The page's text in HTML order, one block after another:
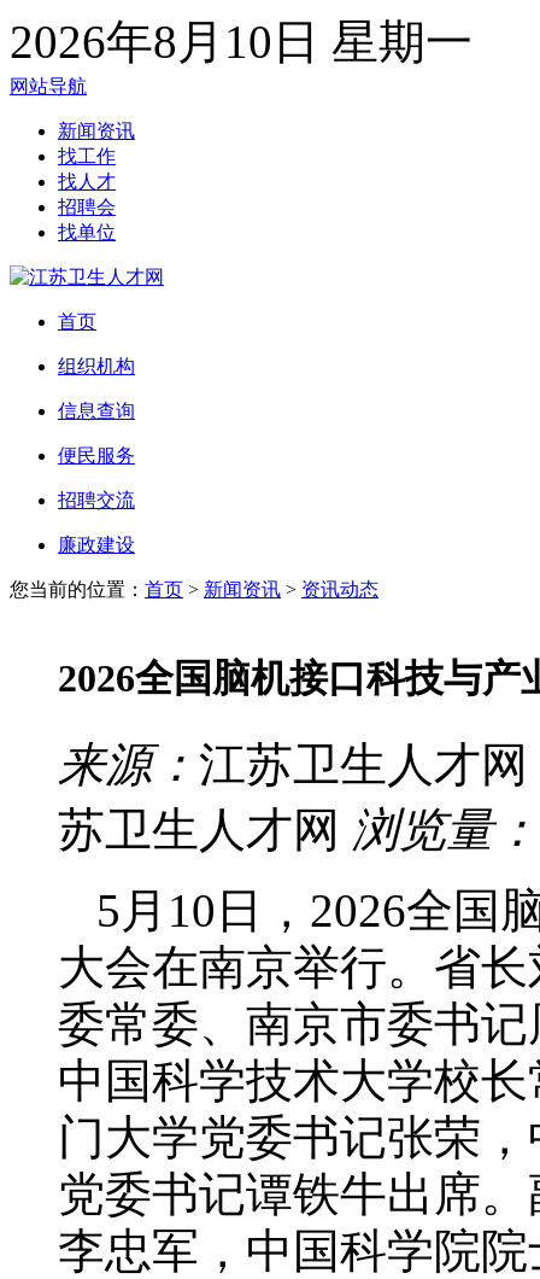
2026年8月10日 星期一
网站导航
新闻资讯
找工作
找人才
招聘会
找单位
首页
组织机构
信息查询
便民服务
招聘交流
廉政建设
您当前的位置： 首页 > 新闻资讯 > 资讯动态
2026全国脑机接口科技与
来源： 江苏卫生人才网
苏卫生人才网 浏览量：
5月10日，2026全国
大会在南京举行。省
委常委、南京市委书
中国科学技术大学校
门大学党委书记张荣
党委书记谭铁牛出席
李忠军，中国科学院